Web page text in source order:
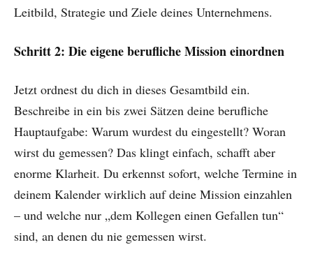
Leitbild, Strategie und Ziele deines Unternehmens.
Schritt 2: Die eigene berufliche Mission einordnen
Jetzt ordnest du dich in dieses Gesamtbild ein.
Beschreibe in ein bis zwei Sätzen deine berufliche
Hauptaufgabe: Warum wurdest du eingestellt? Woran
wirst du gemessen? Das klingt einfach, schafft aber
enorme Klarheit. Du erkennst sofort, welche Termine in
deinem Kalender wirklich auf deine Mission einzahlen
– und welche nur „dem Kollegen einen Gefallen tun“
sind, an denen du nie gemessen wirst.